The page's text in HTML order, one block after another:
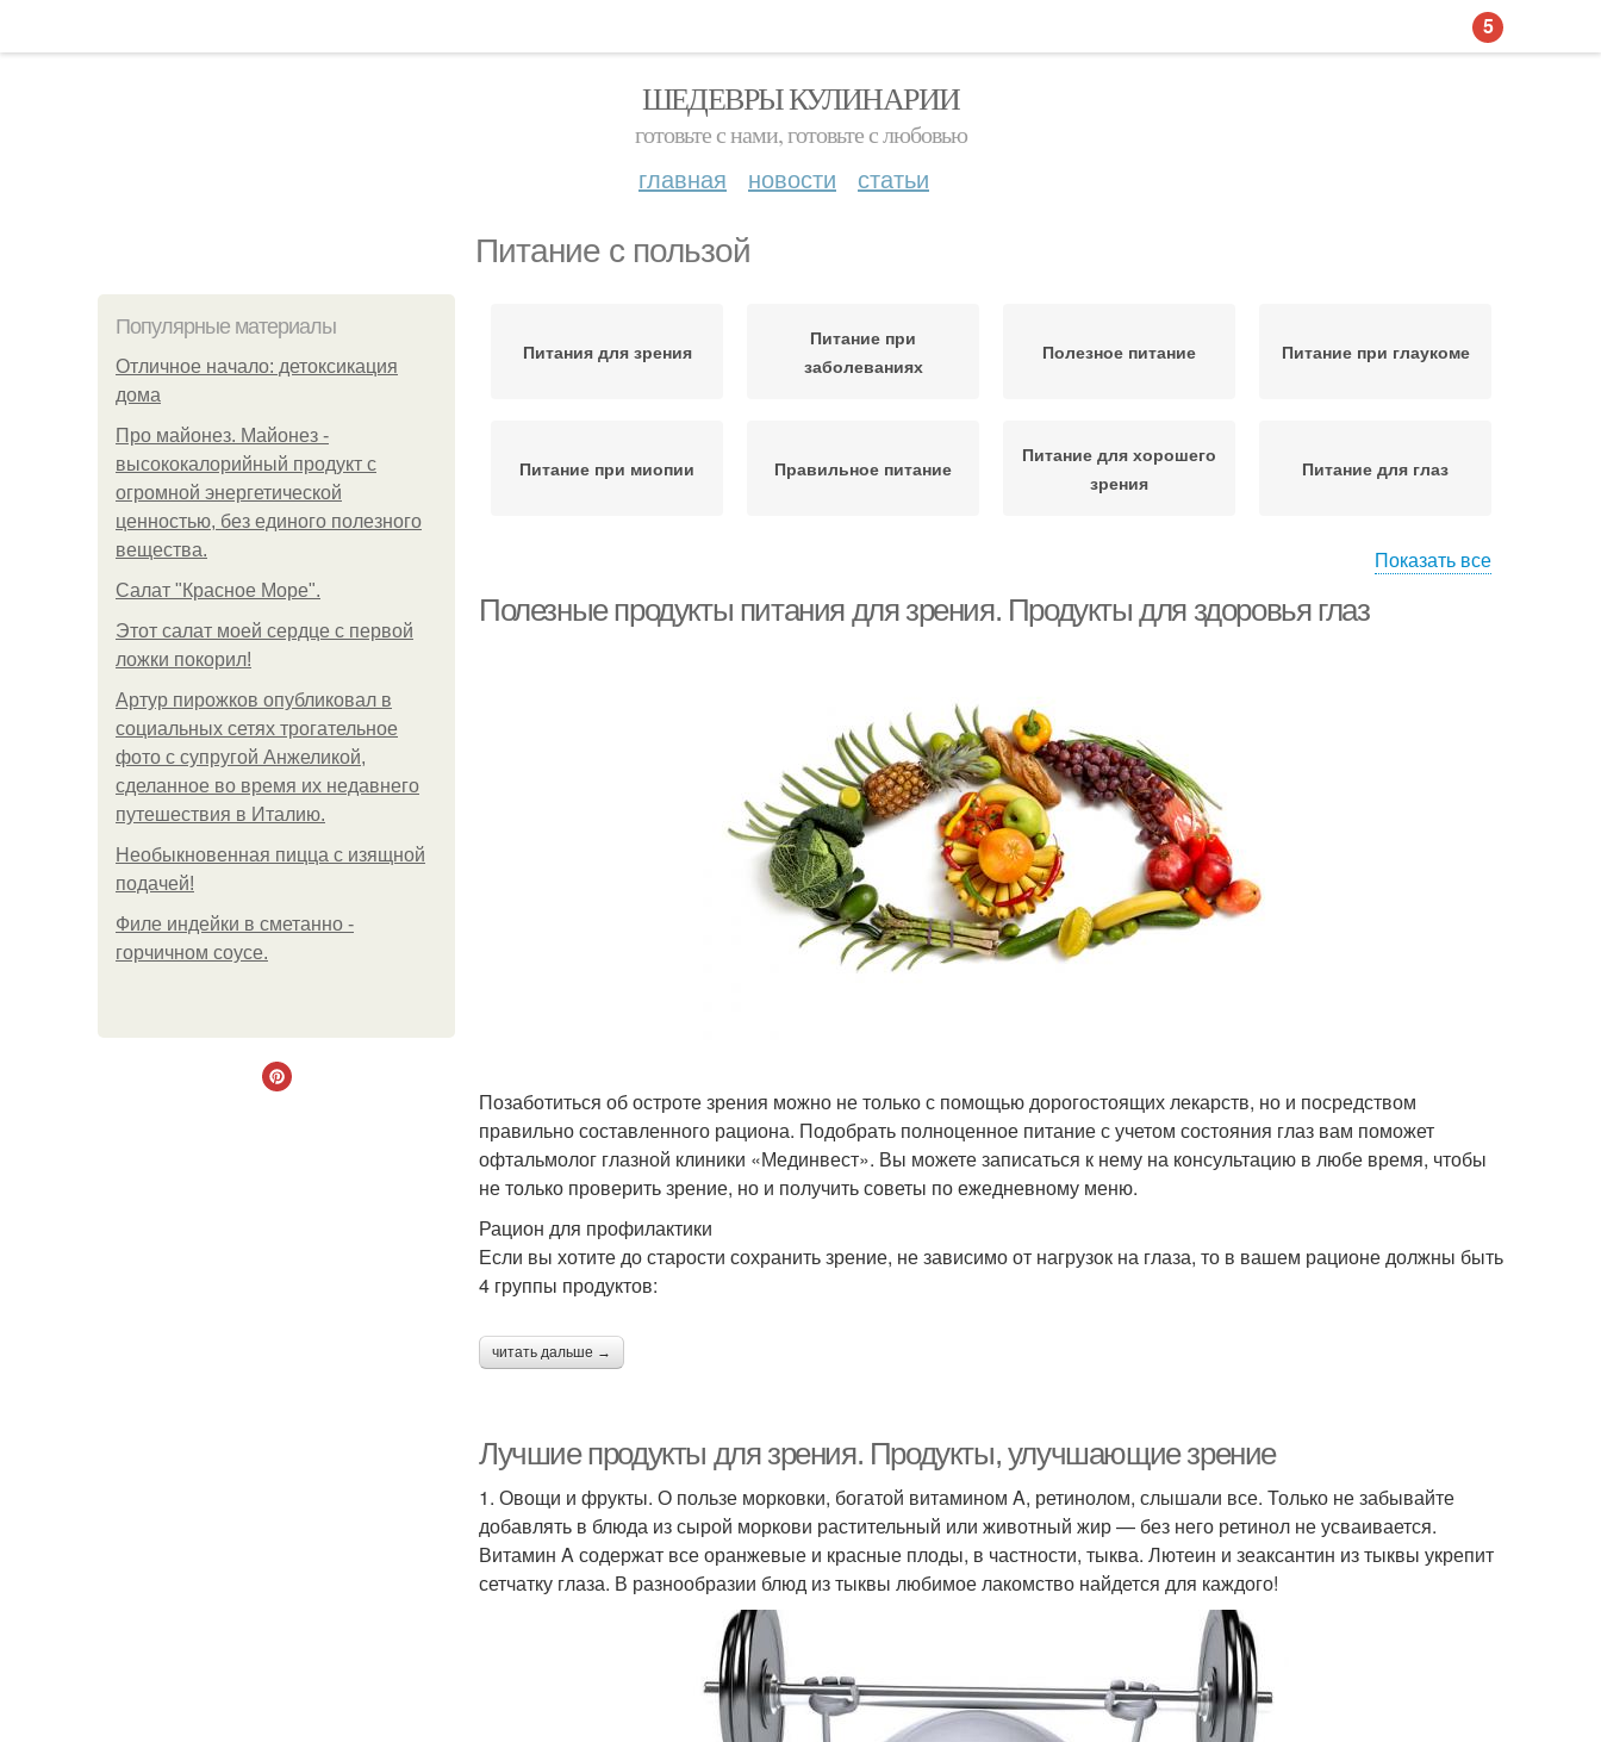
ШЕДЕВРЫ КУЛИНАРИИ
готовьте с нами, готовьте с любовью
главная новости статьи
Питание с пользой
Популярные материалы
Отличное начало: детоксикация
дома
Про майонез. Майонез -
высококалорийный продукт с
огромной энергетической
ценностью, без единого полезного
вещества.
Салат "Красное Море".
Этот салат моей сердце с первой
ложки покорил!
Артур пирожков опубликовал в
социальных сетях трогательное
фото с супругой Анжеликой,
сделанное во время их недавнего
путешествия в Италию.
Необыкновенная пицца с изящной
подачей!
Филе индейки в сметанно -
горчичном соусе.
Питания для зрения
Питание при
заболеваниях
Полезное питание Питание при глаукоме
Питание при миопии Правильное питание
Питание для хорошего
зрения
Питание для глаз
зрения
Показать все
Полезные продукты питания для зрения. Продукты для здоровья глаз
Позаботиться об остроте зрения можно не только с помощью дорогостоящих лекарств, но и посредством
правильно составленного рациона. Подобрать полноценное питание с учетом состояния глаз вам поможет
офтальмолог глазной клиники «Мединвест». Вы можете записаться к нему на консультацию в любе время, чтобы
не только проверить зрение, но и получить советы по ежедневному меню.
Рацион для профилактики
Если вы хотите до старости сохранить зрение, не зависимо от нагрузок на глаза, то в вашем рационе должны быть
4 группы продуктов:
читать дальше →
Лучшие продукты для зрения. Продукты, улучшающие зрение
1. Овощи и фрукты. О пользе морковки, богатой витамином A, ретинолом, слышали все. Только не забывайте
добавлять в блюда из сырой моркови растительный или животный жир — без него ретинол не усваивается.
Витамин A содержат все оранжевые и красные плоды, в частности, тыква. Лютеин и зеаксантин из тыквы укрепит
сетчатку глаза. В разнообразии блюд из тыквы любимое лакомство найдется для каждого!
5